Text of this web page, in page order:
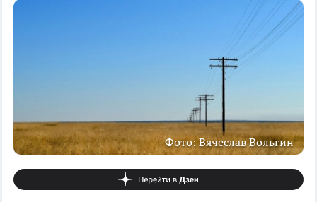
Фото: Вячеслав Вольгин